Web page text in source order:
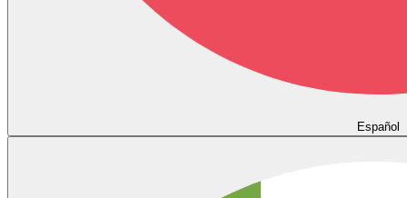
Español